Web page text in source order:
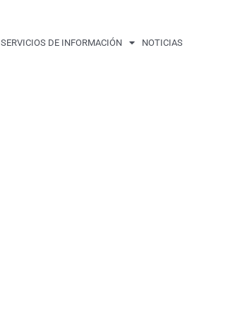
SERVICIOS DE INFORMACIÓN NOTICIAS